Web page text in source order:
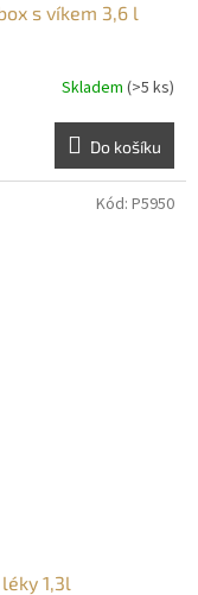
s víkem 3,6 l
Skladem (>5 ks)
Do košíku
1,3l
Kód: P5950